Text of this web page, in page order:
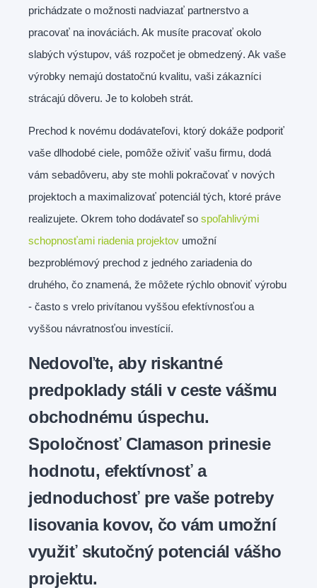
prichádzate o možnosti nadviazať partnerstvo a
pracovať na inováciách. Ak musíte pracovať okolo
slabých výstupov, váš rozpočet je obmedzený. Ak vaše
výrobky nemajú dostatočnú kvalitu, vaši zákazníci
strácajú dôveru. Je to kolobeh strát.
Prechod k novému dodávateľovi, ktorý dokáže podporiť
vaše dlhodobé ciele, pomôže oživiť vašu firmu, dodá
vám sebadôveru, aby ste mohli pokračovať v nových
projektoch a maximalizovať potenciál tých, ktoré práve
realizujete. Okrem toho dodávateľ so spoľahlivými
schopnosťami riadenia projektov umožní
bezproblémový prechod z jedného zariadenia do
druhého, čo znamená, že môžete rýchlo obnoviť výrobu
- často s vrelo privítanou vyššou efektívnosťou a
vyššou návratnosťou investícií.
Nedovoľte, aby riskantné
predpoklady stáli v ceste vášmu
obchodnému úspechu.
Spoločnosť Clamason prinesie
hodnotu, efektívnosť a
jednoduchosť pre vaše potreby
lisovania kovov, čo vám umožní
využiť skutočný potenciál vášho
projektu.